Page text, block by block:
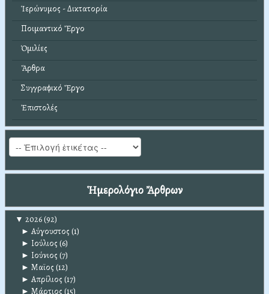
Ἱερώνυμος - Δικτατορία
Ποιμαντικό Ἔργο
Ὁμιλίες
Ἄρθρα
Συγγραφικό Ἔργο
Ἐπιστολές
Ἡμερολόγιο Ἄρθρων
▼ 2026(92)
► Αύγουστος (1)
► Ιούλιος (6)
► Ιούνιος (7)
► Μαϊος (12)
► Απρίλιος (17)
► Μάρτιος (15)